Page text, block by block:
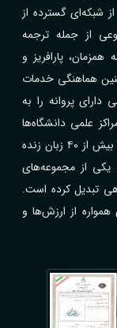
شبکه‌ای گسترده از
از جمله ترجمه
پارافریز و
هماهنگی خدمات
پروانه را به
علمی دانشگاه‌ها
شرکت‌ها و سازمان‌های مختلف و ارائه خدمات در بیش از ۴۰ زبان زنده
یکی از مجموعه‌های
تبدیل کرده است.
از ارزش‌ها و